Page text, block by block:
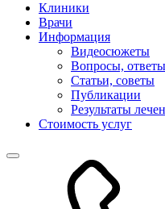
Клиники
Врачи
Информация
Видеосюжеты
Вопросы, ответы
Статьи, советы
Публикации
Результаты
Стоимость услуг